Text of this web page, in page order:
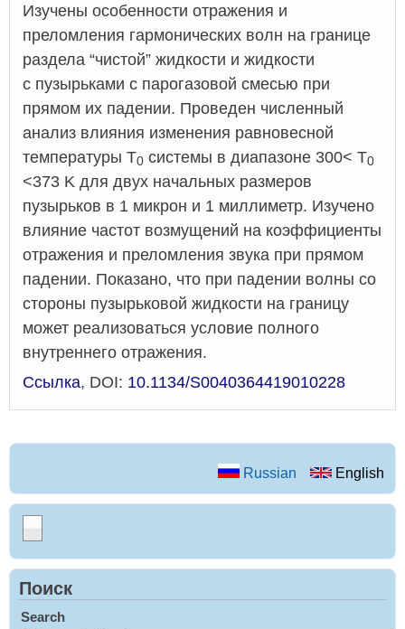
Изучены особенности отражения и
преломления гармонических волн на границе
раздела “чистой” жидкости и жидкости
с пузырьками с парогазовой смесью при
прямом их падении. Проведен численный
анализ влияния изменения равновесной
температуры Т0 системы в диапазоне 300< T0
<373 K для двух начальных размеров
пузырьков в 1 микрон и 1 миллиметр. Изучено
влияние частот возмущений на коэффициенты
отражения и преломления звука при прямом
падении. Показано, что при падении волны со
стороны пузырьковой жидкости на границу
может реализоваться условие полного
внутреннего отражения.
Ссылка, DOI: 10.1134/S0040364419010228
Russian English
Поиск
Search